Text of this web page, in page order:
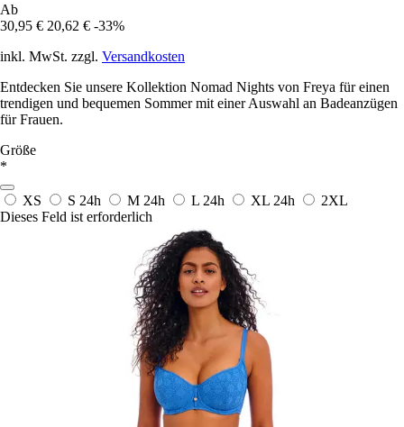
Ab
30,95 € 20,62 € -33%
inkl. MwSt. zzgl. Versandkosten
Entdecken Sie unsere Kollektion Nomad Nights von Freya für einen
trendigen und bequemen Sommer mit einer Auswahl an Badeanzügen
für Frauen.
Größe
*
XS S 24h M 24h L 24h XL 24h
2XL
Dieses Feld ist erforderlich